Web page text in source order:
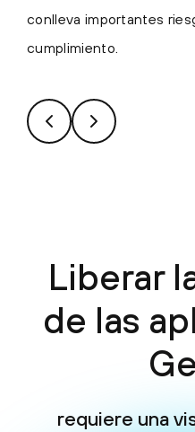
conlleva importantes
cumplimiento.
Liberar
de las
requiere una